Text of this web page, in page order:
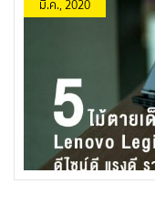
มี.ค., 2020